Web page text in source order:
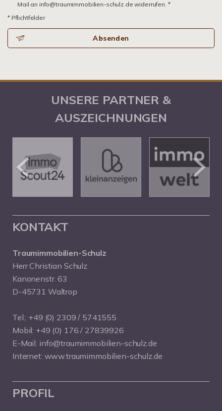
Mail an info@traumimmobilien-schulz.de widerrufen. *
* Pflichtfelder
Absenden
UNSERE PARTNER &
AUSZEICHNUNGEN
KONTAKT
Traumimmobilien-Schulz
Herr Christian Schulz
Kanonenstr. 63
D-45731 Waltrop
Tel.: +49 (0) 2309 / 5741555
Mobil: +49 (0) 176 / 27839926
E-Mail: info@traumimmobilien-schulz.de
Internet: www.traumimmobilien-schulz.de
PROFIL